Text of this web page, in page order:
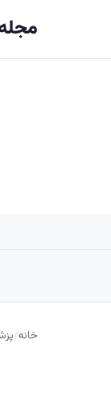
خانه/